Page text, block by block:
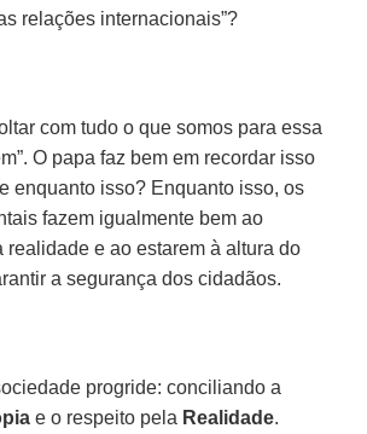
relações internacionais”?
com tudo o que somos para essa
O papa faz bem em recordar isso
enquanto isso? Enquanto isso, os
fazem igualmente bem ao
realidade e ao estarem à altura do
a segurança dos cidadãos.
progride: conciliando a
e o respeito pela Realidade.